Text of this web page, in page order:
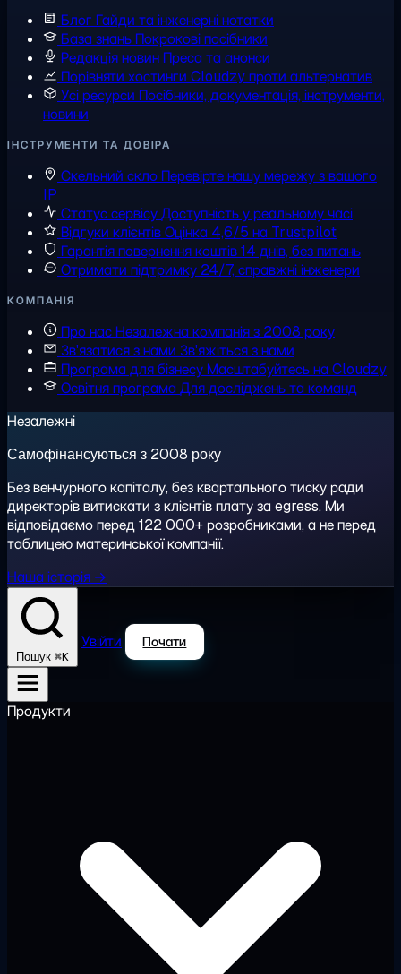
Блог Гайди та інженерні нотатки
База знань Покрокові посібники
Редакція новин Преса та анонси
Порівняти хостинги Cloudzy проти альтернатив
Усі ресурси Посібники, документація, інструменти,
новини
ІНСТРУМЕНТИ ТА ДОВІРА
Скельний скло Перевірте нашу мережу з вашого
IP
Статус сервісуДоступність у реальному часі
Відгуки клієнтівОцінка 4,6/5 на Trustpilot
Гарантія повернення коштів14 днів, без питань
Отримати підтримку 24/7, справжні інженери
КОМПАНІЯ
Про насНезалежна компанія з 2008 року
Зв'язатися з нами Зв'яжіться з нами
Програма для бізнесуМасштабуйтесь на Cloudzy
Освітня програмаДля досліджень та команд
Незалежні
Самофінансуються з 2008 року
Без венчурного капіталу, без квартального тиску ради
директорів витискати з клієнтів плату за egress. Ми
відповідаємо перед 122 000+ розробниками, а не перед
таблицею материнської компанії.
Наша історія →
Пошук ⌘K
Увійти Почати
Продукти